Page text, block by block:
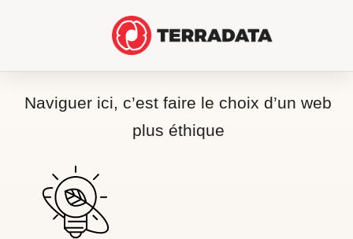
Naviguer ici, c’est faire le choix d’un web
plus éthique